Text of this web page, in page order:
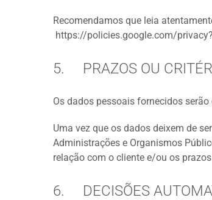
Recomendamos que leia
https://policies.google.com/
5. PRAZOS OU
Os dados pessoais fornecidos
Uma vez que os dados deixem de
Administrações e Organismos
relação com o cliente e/ou os
6. DECISÕES